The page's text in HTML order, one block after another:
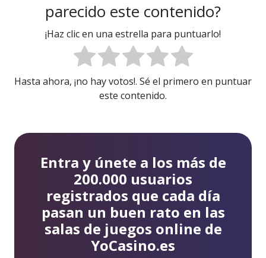
parecido este contenido?
¡Haz clic en una estrella para puntuarlo!
Hasta ahora, ¡no hay votos!. Sé el primero en puntuar
este contenido.
Entra y únete a los más de
200.000 usuarios
registrados que cada día
pasan un buen rato en las
salas de juegos online de
YoCasino.es